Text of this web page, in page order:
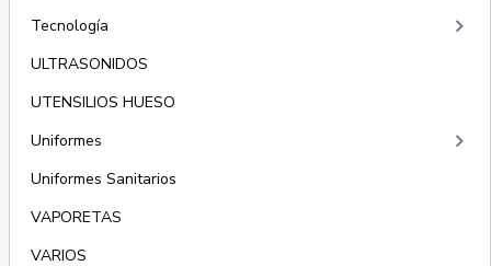
Tecnología
keyboard_arrow_right
ULTRASONIDOS
UTENSILIOS HUESO
Uniformes
keyboard_arrow_right
Uniformes Sanitarios
VAPORETAS
VARIOS